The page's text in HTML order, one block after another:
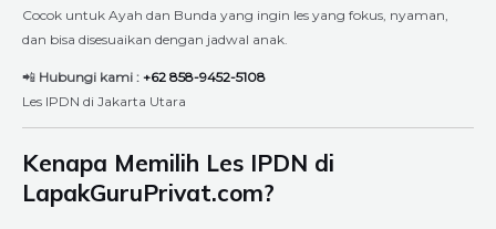
Cocok untuk Ayah dan Bunda yang ingin les yang fokus, nyaman,
dan bisa disesuaikan dengan jadwal anak.
📲 Hubungi kami : +62 858-9452-5108
Les IPDN di Jakarta Utara
Kenapa Memilih Les IPDN di
LapakGuruPrivat.com?